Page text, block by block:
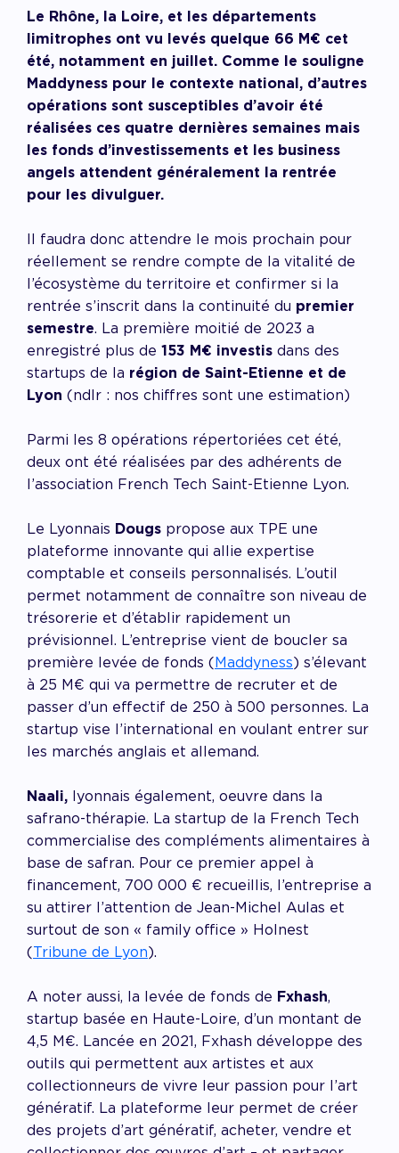
Le Rhône, la Loire, et les départements
limitrophes ont vu levés quelque 66 M€ cet
été, notamment en juillet. Comme le souligne
Maddyness pour le contexte national, d’autres
opérations sont susceptibles d’avoir été
réalisées ces quatre dernières semaines mais
les fonds d’investissements et les business
angels attendent généralement la rentrée
pour les divulguer.
Il faudra donc attendre le mois prochain pour
réellement se rendre compte de la vitalité de
l’écosystème du territoire et confirmer si la
rentrée s’inscrit dans la continuité du premier
semestre. La première moitié de 2023 a
enregistré plus de 153 M€ investis dans des
startups de la région de Saint-Etienne et de
Lyon (ndlr : nos chiffres sont une estimation)
Parmi les 8 opérations répertoriées cet été,
deux ont été réalisées par des adhérents de
l’association French Tech Saint-Etienne Lyon.
Le Lyonnais Dougs propose aux TPE une
plateforme innovante qui allie expertise
comptable et conseils personnalisés. L’outil
permet notamment de connaître son niveau de
trésorerie et d’établir rapidement un
prévisionnel. L’entreprise vient de boucler sa
première levée de fonds (Maddyness) s’élevant
à 25 M€ qui va permettre de recruter et de
passer d’un effectif de 250 à 500 personnes. La
startup vise l’international en voulant entrer sur
les marchés anglais et allemand.
Naali, lyonnais également, oeuvre dans la
safrano-thérapie. La startup de la French Tech
commercialise des compléments alimentaires à
base de safran. Pour ce premier appel à
financement, 700 000 € recueillis, l’entreprise a
su attirer l’attention de Jean-Michel Aulas et
surtout de son « family office » Holnest
(Tribune de Lyon).
A noter aussi, la levée de fonds de Fxhash,
startup basée en Haute-Loire, d’un montant de
4,5 M€. Lancée en 2021, Fxhash développe des
outils qui permettent aux artistes et aux
collectionneurs de vivre leur passion pour l’art
génératif. La plateforme leur permet de créer
des projets d’art génératif, acheter, vendre et